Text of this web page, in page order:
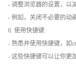
- 调整浏览器的设置，以
- 例如，关闭不必要的动
6. 使用快捷键:
- 熟悉并使用快捷键，如
- 这些快捷键可以让你更